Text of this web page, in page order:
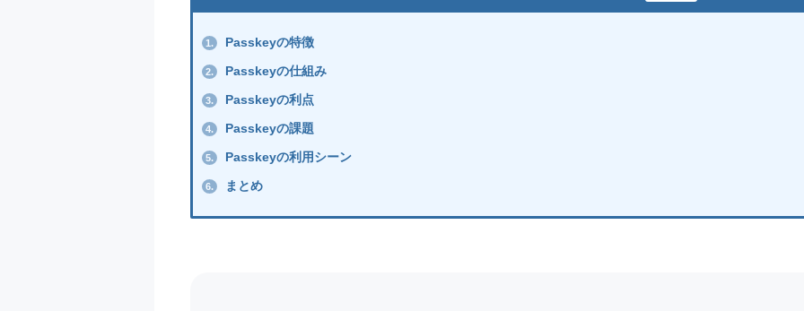
1. Passkeyの特徴
2. Passkeyの仕組み
3. Passkeyの利点
4. Passkeyの課題
5. Passkeyの利用シーン
6. まとめ